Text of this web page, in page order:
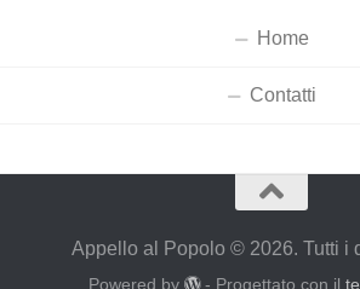
Home
Contatti
Appello al Popolo © 2026. Tutti i
Powered by - Progettato con il